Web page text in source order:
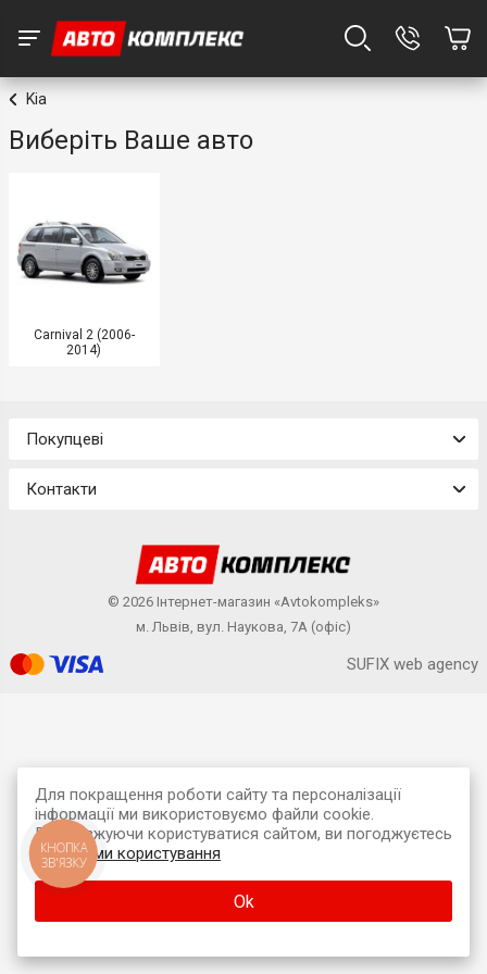
Kia
Виберіть Ваше авто
Carnival 2 (2006-
2014)
Покупцеві
Контакти
© 2026 Інтернет-магазин «Avtokompleks»
м. Львів, вул. Наукова, 7А (офіс)
SUFIX web agency
Для покращення роботи сайту та персоналізації
інформації ми використовуємо файли cookie.
Продовжуючи користуватися сайтом, ви погоджуєтесь
зумовами користування
Ok
КНОПКА
ЗВ'ЯЗКУ